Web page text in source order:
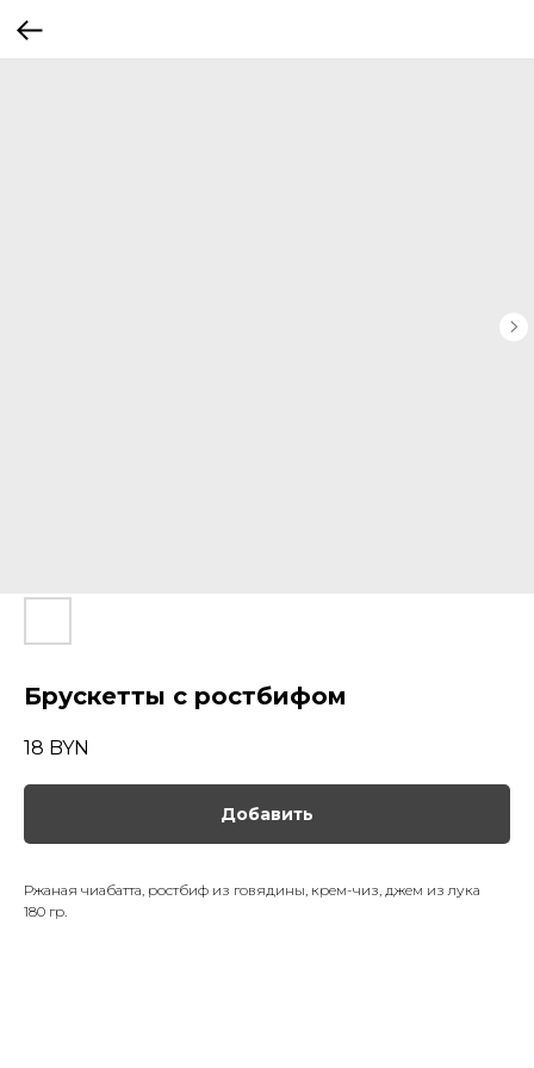
Брускетты с ростбифом
18 BYN
Добавить
Ржаная чиабатта, ростбиф из говядины, крем-чиз, джем из лука
180 гр.